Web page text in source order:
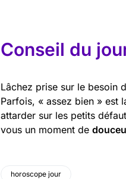
Conseil du
Lâchez prise sur le besoin
Parfois, « assez bien » est
attarder sur les petits
vous un moment de
horoscope jour